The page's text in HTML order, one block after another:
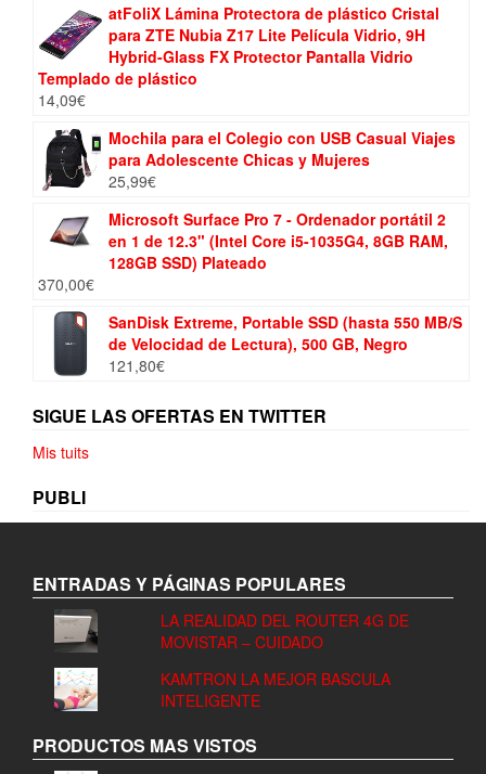
atFoliX Lámina Protectora de plástico Cristal
para ZTE Nubia Z17 Lite Película Vidrio, 9H
Hybrid-Glass FX Protector Pantalla Vidrio
Templado de plástico
14,09€
Mochila para el Colegio con USB Casual Viajes
para Adolescente Chicas y Mujeres
25,99€
Microsoft Surface Pro 7 - Ordenador portátil 2
en 1 de 12.3" (Intel Core i5-1035G4, 8GB RAM,
128GB SSD) Plateado
370,00€
SanDisk Extreme, Portable SSD (hasta 550 MB/S
de Velocidad de Lectura), 500 GB, Negro
121,80€
SIGUE LAS OFERTAS EN TWITTER
Mis tuits
PUBLI
ENTRADAS Y PÁGINAS POPULARES
LA REALIDAD DEL ROUTER 4G DE
MOVISTAR – CUIDADO
KAMTRON LA MEJOR BASCULA
INTELIGENTE
PRODUCTOS MAS VISTOS